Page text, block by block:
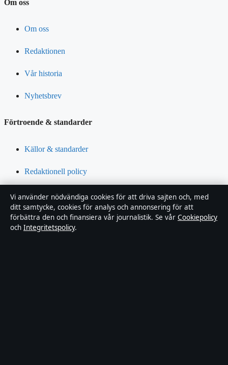
Om oss
Om oss
Redaktionen
Vår historia
Nyhetsbrev
Förtroende & standarder
Källor & standarder
Redaktionell policy
Rättelsepolicy
Tillgänglighetsredogörelse
Vi använder nödvändiga cookies för att driva sajten och, med
ditt samtycke, cookies för analys och annonsering för att
förbättra den och finansiera vår journalistik. Se vår Cookiepolicy
och Integritetspolicy.